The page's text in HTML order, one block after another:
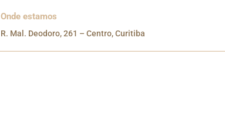
Onde estamos
R. Mal. Deodoro, 261 – Centro, Curitiba